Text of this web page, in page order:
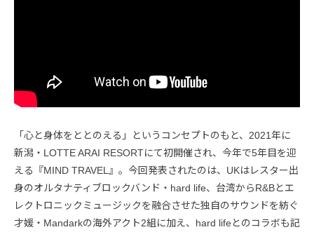
「心と身体をととのえる」というコンセプトのもと、2021年に
新潟・LOTTE ARAI RESORTにて初開催され、今年で5年目を迎
える『MIND TRAVEL』。今回発表されたのは、UKはレスター出
身のオルタナティブロックバンド・hard life、台湾からR&Bとエ
レクトロニックミュージックを融合させた独自のサウンドを紡ぐ
才媛・Mandarkの海外アクト2組に加え、hard lifeとのコラボも記